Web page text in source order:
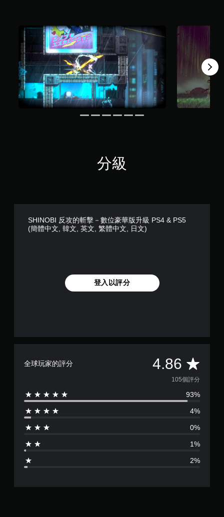
分級
SHINOBI 反攻的斬擊－數位豪華版升級 PS4 & PS5
(簡體中文, 韓文, 英文, 繁體中文, 日文)
登入以評分
全球玩家的評分 4.86 平
均
評
分
8
105個評分
93%
4%
0%
1%
2%